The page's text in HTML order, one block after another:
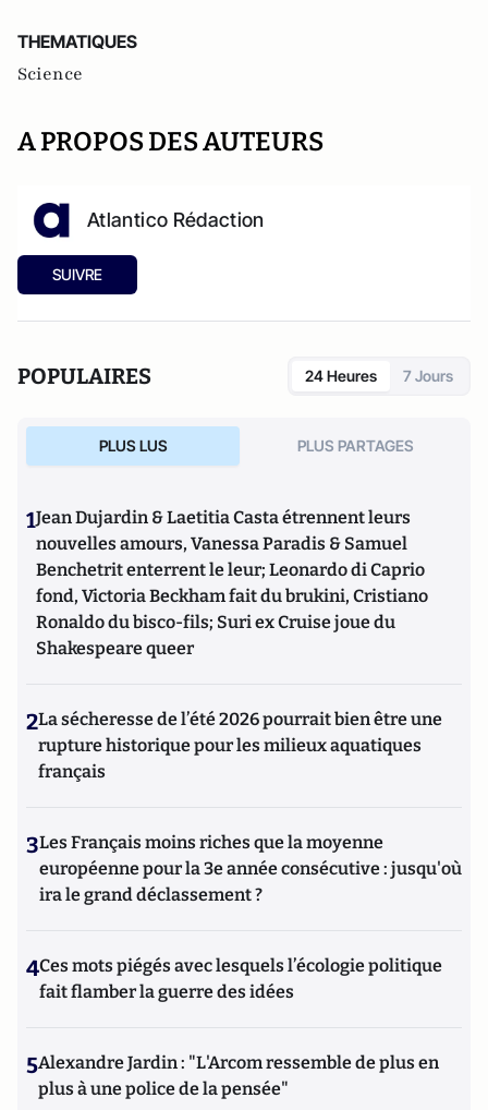
THEMATIQUES
Science
A PROPOS DES AUTEURS
Atlantico Rédaction
SUIVRE
POPULAIRES 24 Heures 7 Jours
PLUS LUS PLUS PARTAGES
1Jean Dujardin & Laetitia Casta étrennent leurs
nouvelles amours, Vanessa Paradis & Samuel
Benchetrit enterrent le leur; Leonardo di Caprio
fond, Victoria Beckham fait du brukini, Cristiano
Ronaldo du bisco-fils; Suri ex Cruise joue du
Shakespeare queer
2La sécheresse de l’été 2026 pourrait bien être une
rupture historique pour les milieux aquatiques
français
3Les Français moins riches que la moyenne
européenne pour la 3e année consécutive : jusqu'où
ira le grand déclassement ?
4Ces mots piégés avec lesquels l’écologie politique
fait flamber la guerre des idées
5Alexandre Jardin : "L'Arcom ressemble de plus en
plus à une police de la pensée"